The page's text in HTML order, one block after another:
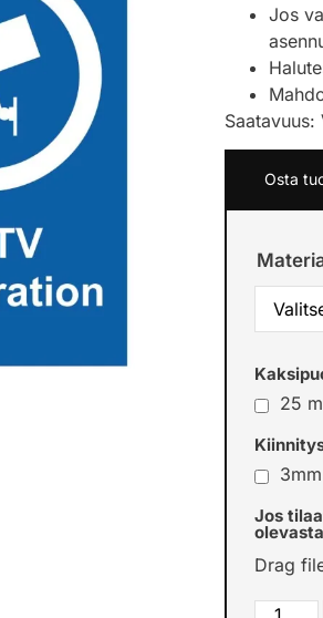
Jos
Saatavuus:
Osta
25
3mm
Jos
Drag